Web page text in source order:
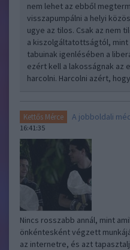
nem lehet az ebből
visszapumpálni a helyi
ugye az tilos. Csak az nem
a kiszolgáltatottságtól, mint
tabuinak igenlésében a
ezért kell a lakosságnak az
harcolni. Harcolni azért,
Kettős Mérce A jobboldali
16:41:35
Nincs rosszabb annál, mint
önkéntesként végzett
az internetre, és azt